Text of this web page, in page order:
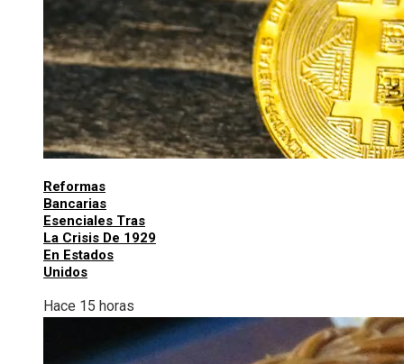
Reformas
Bancarias
Esenciales Tras
La Crisis De 1929
En Estados
Unidos
Hace 15 horas